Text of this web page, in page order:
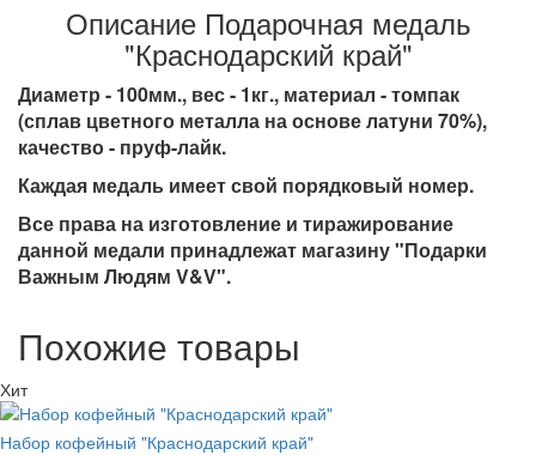
Описание Подарочная медаль
"Краснодарский край"
Диаметр - 100мм., вес - 1кг., материал - томпак
(сплав цветного металла на основе латуни 70%),
качество - пруф-лайк.
Каждая медаль имеет свой порядковый номер.
Все права на изготовление и тиражирование
данной медали принадлежат магазину "Подарки
Важным Людям V&V".
Похожие товары
Хит
Набор кофейный "Краснодарский край"